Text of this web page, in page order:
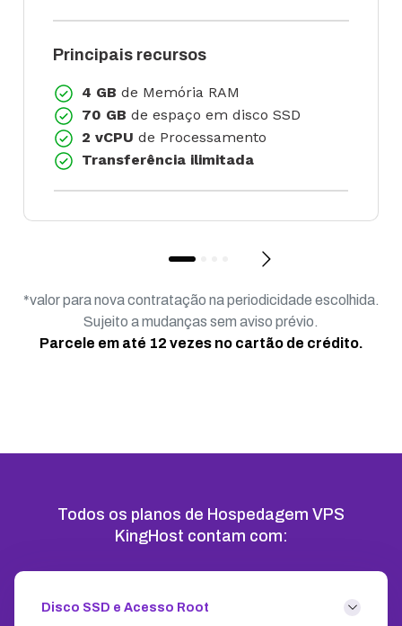
Principais recursos
4 GB de Memória RAM
70 GB de espaço em disco SSD
2 vCPU de Processamento
Transferência ilimitada
*valor para nova contratação na periodicidade escolhida.
Sujeito a mudanças sem aviso prévio.
Parcele em até 12 vezes no cartão de crédito.
Todos os planos de Hospedagem VPS
KingHost contam com:
Disco SSD e Acesso Root